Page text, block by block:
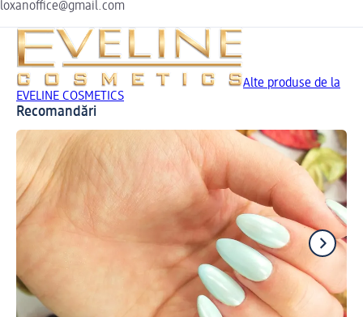
loxanoffice@gmail.com
Alte produse de la
EVELINE COSMETICS
Recomandări